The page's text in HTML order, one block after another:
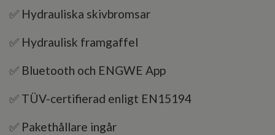
✅ Hydrauliska skivbromsar
✅ Hydraulisk framgaffel
✅ Bluetooth och ENGWE App
✅ TÜV-certifierad enligt EN15194
✅ Pakethållare ingår